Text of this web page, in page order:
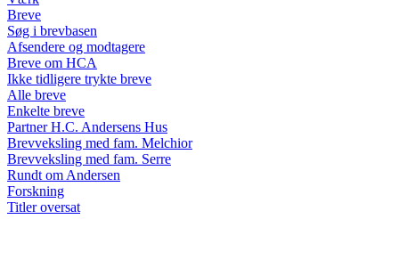
Breve
Søg i brevbasen
Afsendere og modtagere
Breve om HCA
Ikke tidligere trykte breve
Alle breve
Enkelte breve
Partner H.C. Andersens Hus
Brevveksling med fam. Melchior
Brevveksling med fam. Serre
Rundt om Andersen
Forskning
Titler oversat